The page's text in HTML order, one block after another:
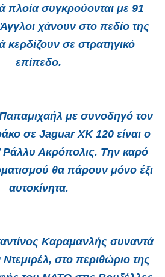
πλοία συγκρούονται με 91
χάνουν στο πεδίο της
κερδίζουν σε στρατηγικό
επίπεδο.
με συνοδηγό τον
σε Jaguar XK 120 είναι ο
Ράλλυ Ακρόπολις. Την καρό
θα πάρουν μόνο έξι
αυτοκίνητα.
Καραμανλής συναντά
στο περιθώριο της